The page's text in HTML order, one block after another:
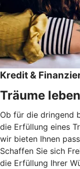
Kredit &
Träume
Ob für die dringend
die Erfüllung eines
wir bieten Ihnen
Schaffen Sie sich
die Erfüllung Ihrer